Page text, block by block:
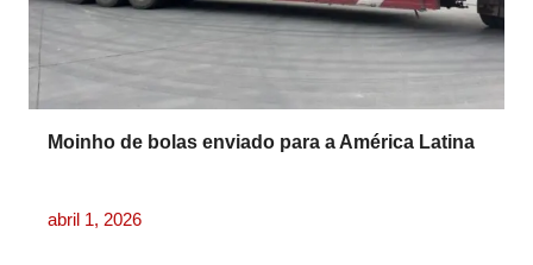
Moinho de bolas enviado para a América Latina
abril 1, 2026